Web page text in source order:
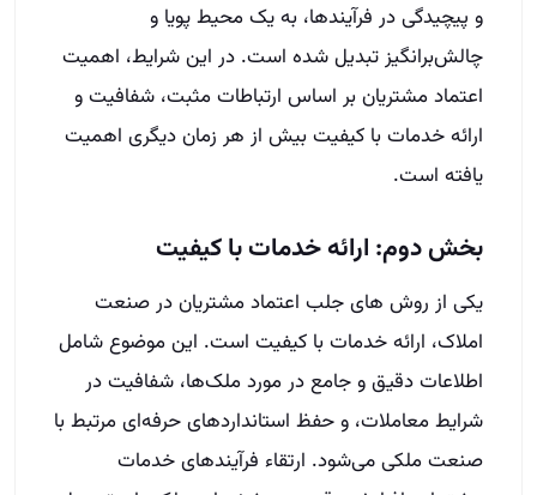
و پیچیدگی در فرآیندها، به یک محیط پویا و
چالش‌برانگیز تبدیل شده است. در این شرایط، اهمیت
اعتماد مشتریان بر اساس ارتباطات مثبت، شفافیت و
ارائه خدمات با کیفیت بیش از هر زمان دیگری اهمیت
یافته است.
بخش دوم: ارائه خدمات با کیفیت
یکی از روش های جلب اعتماد مشتریان در صنعت
املاک، ارائه خدمات با کیفیت است. این موضوع شامل
اطلاعات دقیق و جامع در مورد ملک‌ها، شفافیت در
شرایط معاملات، و حفظ استانداردهای حرفه‌ای مرتبط با
صنعت ملکی می‌شود. ارتقاء فرآیندهای خدمات